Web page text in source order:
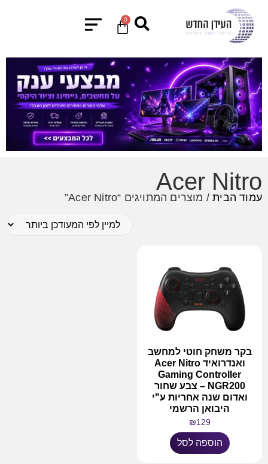
0
Acer Nitro
עמוד הבית/ מוצרים המתויגים “Acer Nitro”
בקר משחק חוטי למחשב
ואנדרואיד Acer Nitro
Gaming Controller
NGR200 – צבע שחור
ואדום שנה אחריות ע"י
היבואן הרשמי
₪129
הוספה לסל